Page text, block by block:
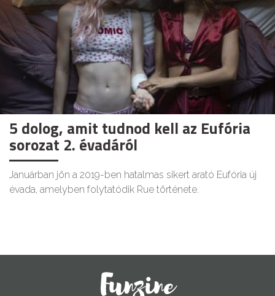
5 dolog, amit tudnod kell az Eufória
sorozat 2. évadáról
Januárban jön a 2019-ben hatalmas sikert arató Eufória új
évada, amelyben folytatódik Rue története.